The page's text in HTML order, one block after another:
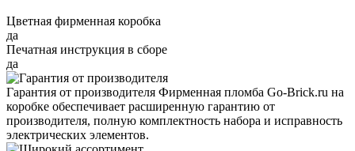
Цветная фирменная коробка
да
Печатная инструкция в сборе
да
Гарантия от производителя Фирменная пломба Go-Brick.ru на
коробке обеспечивает расширенную гарантию от
производителя, полную комплектность набора и исправность
электрических элементов.